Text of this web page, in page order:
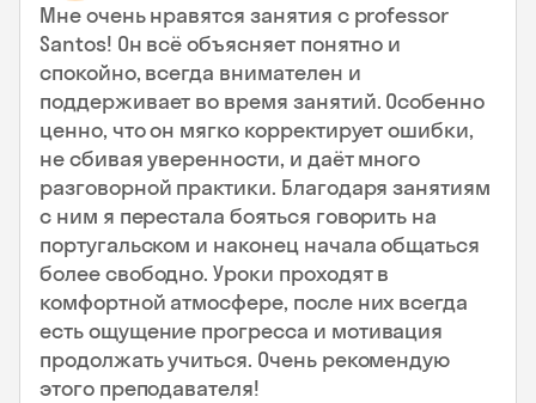
Мне очень нравятся занятия с professor
Santos! Он всё объясняет понятно и
спокойно, всегда внимателен и
поддерживает во время занятий. Особенно
ценно, что он мягко корректирует ошибки,
не сбивая уверенности, и даёт много
разговорной практики. Благодаря занятиям
с ним я перестала бояться говорить на
португальском и наконец начала общаться
более свободно. Уроки проходят в
комфортной атмосфере, после них всегда
есть ощущение прогресса и мотивация
продолжать учиться. Очень рекомендую
этого преподавателя!